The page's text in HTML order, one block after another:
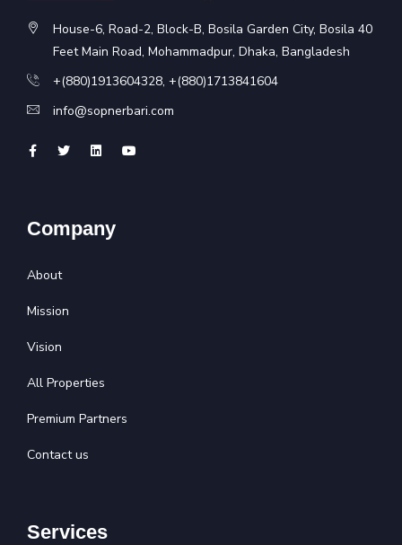
House-6, Road-2, Block-B, Bosila Garden City, Bosila 40
Feet Main Road, Mohammadpur, Dhaka, Bangladesh
+(880)1913604328, +(880)1713841604
info@sopnerbari.com
Company
About
Mission
Vision
All Properties
Premium Partners
Contact us
Services